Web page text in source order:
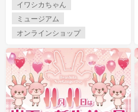
イワシカちゃん
ミュージアム
オンラインショップ